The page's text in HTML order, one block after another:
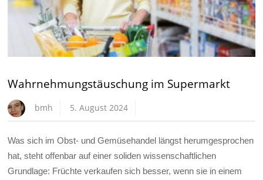
Wahrnehmungstäuschung im Supermarkt
bmh 5. August 2024
Was sich im Obst- und Gemüsehandel längst herumgesprochen
hat, steht offenbar auf einer soliden wissenschaftlichen
Grundlage: Früchte verkaufen sich besser, wenn sie in einem